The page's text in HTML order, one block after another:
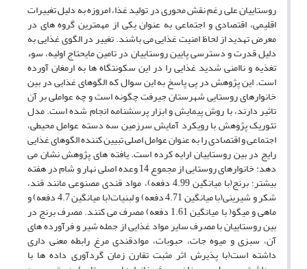
روستاییان علی رغم نقش محوری در تولید غذا، امروزه به دلیل تغییرات
اقلیمی، اقتصادی و اجتماعی به عنوان یکی از مهمترین گروه های در
معرض تهدید از لحاظ امنیت غذایی می باشند. تغییر در الگوی غذایی به
دلیل قدرت و دسترسی پایین روستاییان در تامین مایحتاج اولیه، سوء
تغذیه و ناامنی شدید غذایی را در این سکونتگاه ها به ارمغان آورده
است. این پژوهش در پی پاسخ به این سوال که الگوهای غذایی در بین
خانوارهای روستایی شهرستان جیرفت چگونه است و چه عواملی بر آن
تاثیر دارند، با روش پیمایش و ابزار پرسشنامه انجام شده است. مدل
تئوریک پژوهش با رویکرد آمایش سرزمین سه دسته عوامل محیطی،
اجتماعی و اقتصادی را به عنوان عوامل اصلی تبیین کننده الگوهای غذایی
رایج در بین روستاییان ارایه کرده است. یافته های پژوهش نشان می
دهد: خانوارهای روستایی از مجموع 14 وعده اصلی نهار و شام در هفته
بیشتر؛ برنج(با میانگین 4.99 دفعه)، مواد قندی مصنوعی مانند قند،
شکر و شیرینی(با میانگین 4.71 دفعه) و لبنیات(با میانگین 4.7 دفعه) و
ماهی و میگو( با میانگین 1.61 دفعه) مصرف می کنند. مصرف برنج در
بین روستاییان با مصرف سایر مواد غذایی از جمله شیر و فرآورده های
آن، سبزی و میوه جات، حبوبات، موادقندی مرغ رابطه معنی داری
داشته است(با پذیرش اثر مثبت تقارن زمان گردآوری داده ها با